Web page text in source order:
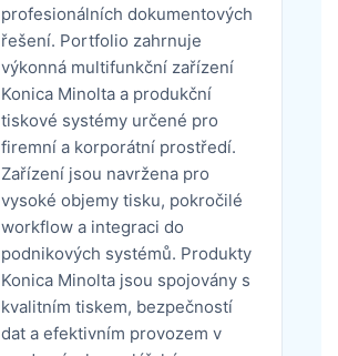
profesionálních dokumentových
řešení. Portfolio zahrnuje
výkonná multifunkční zařízení
Konica Minolta a produkční
tiskové systémy určené pro
firemní a korporátní prostředí.
Zařízení jsou navržena pro
vysoké objemy tisku, pokročilé
workflow a integraci do
podnikových systémů. Produkty
Konica Minolta jsou spojovány s
kvalitním tiskem, bezpečností
dat a efektivním provozem v